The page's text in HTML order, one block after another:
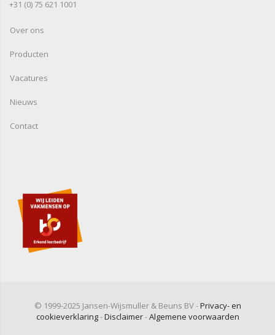
+31 (0) 75 621 1001
Over ons
Producten
Vacatures
Nieuws
Contact
© 1999-2025 Jansen-Wijsmuller & Beuns BV -Privacy- en
cookieverklaring-Disclaimer-Algemene voorwaarden